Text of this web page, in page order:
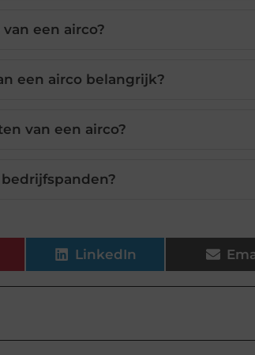
een airco?
een airco belangrijk?
van een airco?
LinkedIn